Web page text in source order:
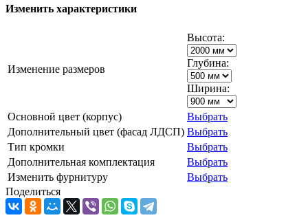
Изменить характеристики
Изменение размеров
Высота:
Глубина:
Ширина:
Основной цвет (корпус)
Выбрать
Дополнительный цвет (фасад ЛДСП) Выбрать
Тип кромки
Выбрать
Дополнительная комплектация
Выбрать
Изменить фурнитуру
Выбрать
Поделиться